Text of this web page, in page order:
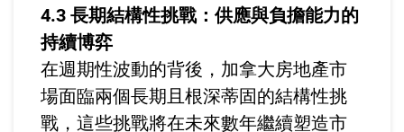
4.3 長期結構性挑戰：供應與負擔能力的
持續博弈
在週期性波動的背後，加拿大房地產市
場面臨兩個長期且根深蒂固的結構性挑
戰，這些挑戰將在未來數年繼續塑造市